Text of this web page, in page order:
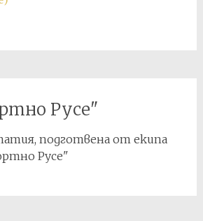
Русе"
подготвена от екипа
Русе"